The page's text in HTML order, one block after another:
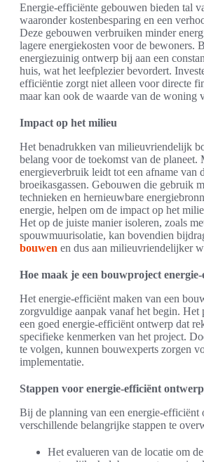
Energie-efficiënte gebouwen bieden tal
waaronder kostenbesparing en een
Deze gebouwen verbruiken minder
lagere energiekosten voor de bewoners.
energiezuinig ontwerp bij aan een
huis, wat het leefplezier bevordert.
efficiëntie zorgt niet alleen voor directe
maar kan ook de waarde van de woning
Impact op het milieu
Het benadrukken van milieuvriendelijk
belang voor de toekomst van de planeet.
energieverbruik leidt tot een afname van
broeikasgassen. Gebouwen die gebruik
technieken en hernieuwbare
energie, helpen om de impact op het
Het op de juiste manier isoleren, zoals
spouwmuurisolatie, kan bovendien
bouwen en dus aan milieuvriendelijker
Hoe maak je een bouwproject
Het energie-efficiënt maken van een
zorgvuldige aanpak vanaf het begin. Het
een goed energie-efficiënt ontwerp dat
specifieke kenmerken van het project.
te volgen, kunnen bouwexperts zorgen
implementatie.
Stappen voor energie-efficiënt ontwerp
Bij de planning van een energie-efficiënt
verschillende belangrijke stappen te
Het evalueren van de locatie om